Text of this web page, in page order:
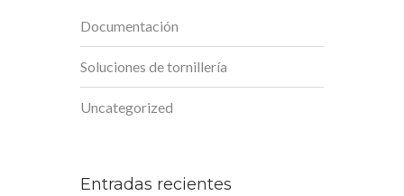
Documentación
Soluciones de tornillería
Uncategorized
Entradas recientes